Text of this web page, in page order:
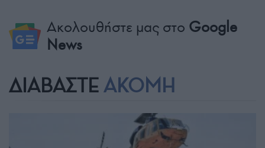
Ακολουθήστε μας στο Google
News
ΔΙΑΒΑΣΤΕ ΑΚΟΜΗ